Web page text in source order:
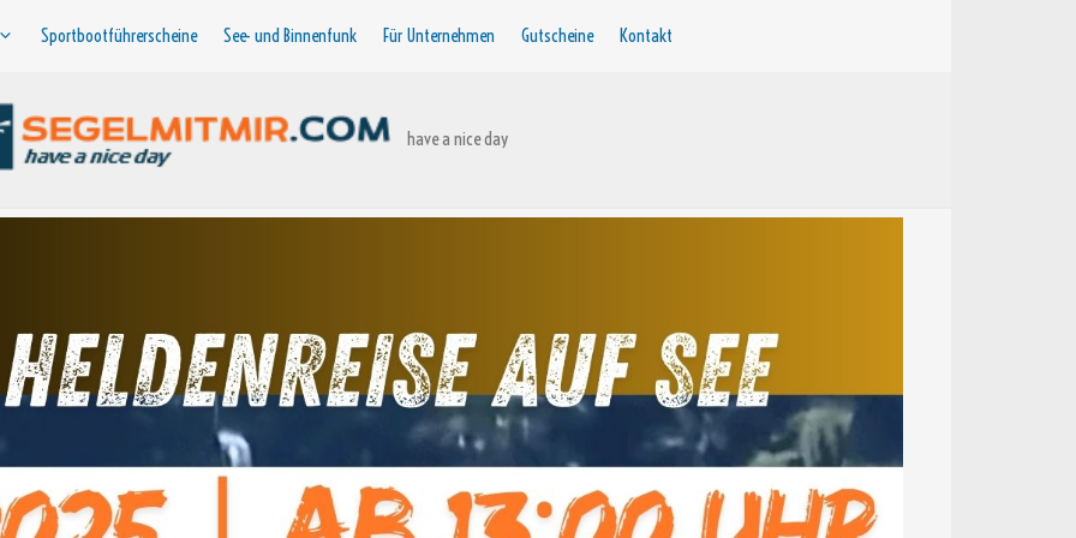
Sportbootführerscheine See- und Binnenfunk Für Unternehmen Gutscheine Kontakt
have a nice day